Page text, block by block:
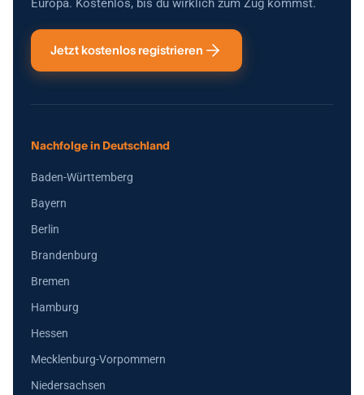
Europa. Kostenlos, bis du wirklich zum Zug kommst.
Jetzt kostenlos registrieren
Nachfolge in Deutschland
Baden-Württemberg
Bayern
Berlin
Brandenburg
Bremen
Hamburg
Hessen
Mecklenburg-Vorpommern
Niedersachsen